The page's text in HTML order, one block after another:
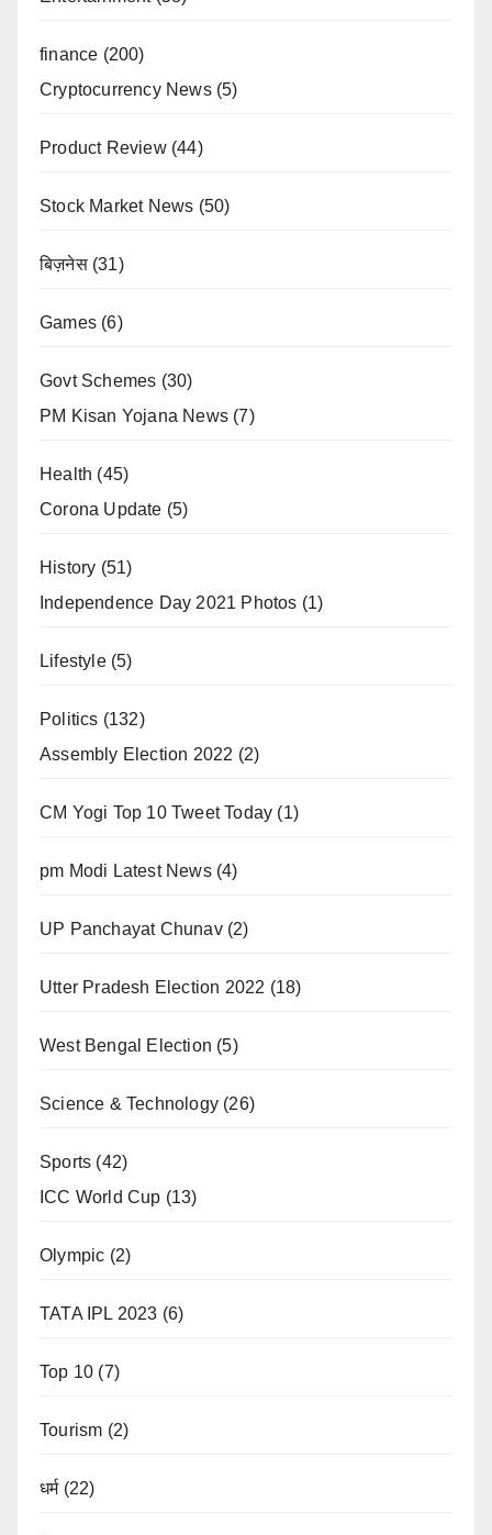
finance (200)
Cryptocurrency News(5)
Product Review(44)
Stock Market News (50)
बिज़नेस(31)
Games (6)
Govt Schemes (30)
PM Kisan Yojana News (7)
Health (45)
Corona Update (5)
History (51)
Independence Day 2021 Photos (1)
Lifestyle(5)
Politics (132)
Assembly Election 2022 (2)
CM Yogi Top 10 Tweet Today (1)
pm Modi Latest News(4)
UP Panchayat Chunav(2)
Utter Pradesh Election 2022 (18)
West Bengal Election (5)
Science & Technology (26)
Sports (42)
ICC World Cup (13)
Olympic (2)
TATA IPL 2023 (6)
Top 10 (7)
Tourism (2)
धर्म(22)